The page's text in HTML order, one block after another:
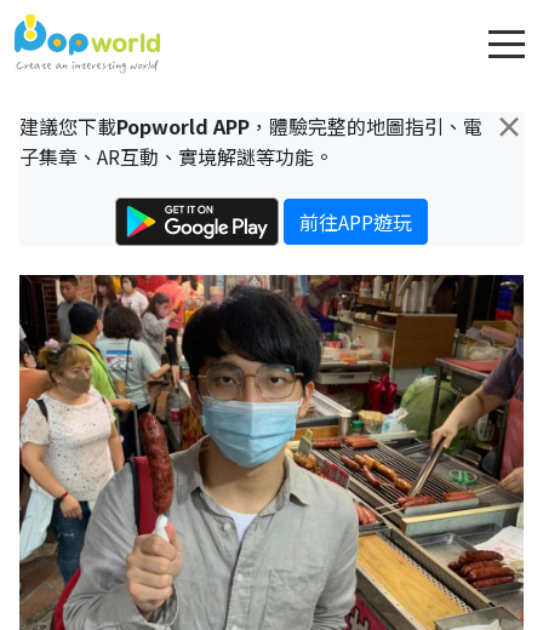
×
建議您下載Popworld APP ，體驗完整的地圖指引、電
子集章、AR互動、實境解謎等功能。
前往APP遊玩